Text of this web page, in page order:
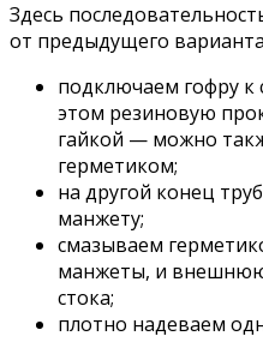
Здесь
от предыдущего
подключаем гофру к
этом резиновую
гайкой — можно
герметиком;
на другой конец
манжету;
смазываем
манжеты, и
стока;
плотно надеваем